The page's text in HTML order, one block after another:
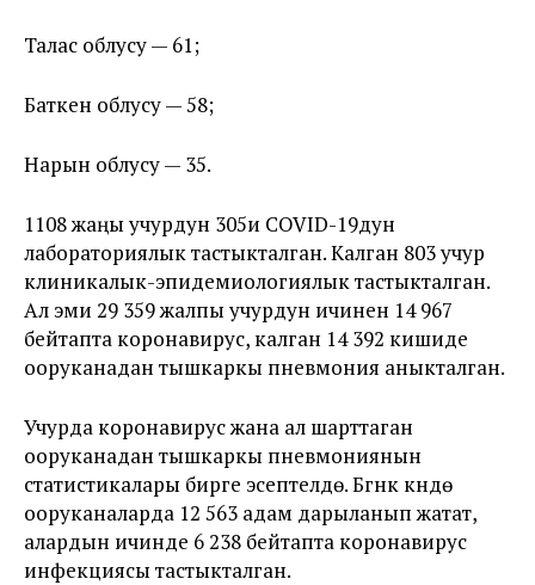
Талас облусу — 61;
Баткен облусу — 58;
Нарын облусу — 35.
1108 жаңы учурдун 305и COVID-19дун
лабораториялык тастыкталган. Калган 803 учур
клиникалык-эпидемиологиялык тастыкталган.
Ал эми 29 359 жалпы учурдун ичинен 14 967
бейтапта коронавирус, калган 14 392 кишиде
ооруканадан тышкаркы пневмония аныкталган.
Учурда коронавирус жана ал шарттаган
ооруканадан тышкаркы пневмониянын
статистикалары бирге эсептелүүдө. Бүгүнкү күндө
ооруканаларда 12 563 адам дарыланып жатат,
алардын ичинде 6 238 бейтапта коронавирус
инфекциясы тастыкталган.